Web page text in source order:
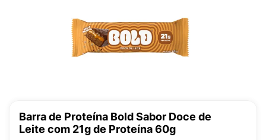
Barra de Proteína Bold Sabor Doce de
Leite com 21g de Proteína 60g